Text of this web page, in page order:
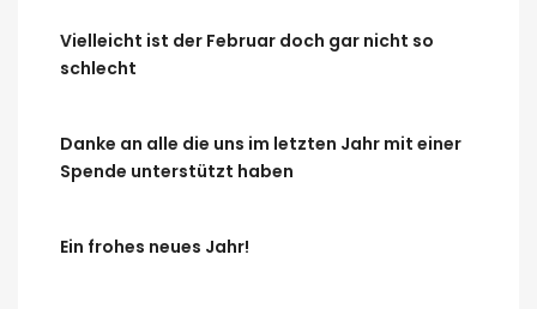
Vielleicht ist der Februar doch gar nicht so
schlecht
Danke an alle die uns im letzten Jahr mit einer
Spende unterstützt haben
Ein frohes neues Jahr!